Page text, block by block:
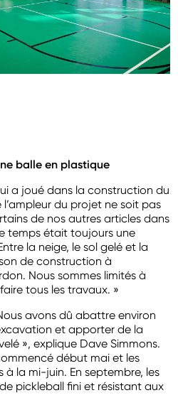
balle en plastique
a joué dans la construction du
du projet ne soit pas
de nos autres articles dans
temps était toujours une
la neige, le sol gelé et la
de construction à
Nous sommes limités à
tous les travaux. »
avons dû abattre environ
et apporter de la
», explique Dave Simmons.
début mai et les
la mi-juin. En septembre, les
pickleball fini et résistant aux